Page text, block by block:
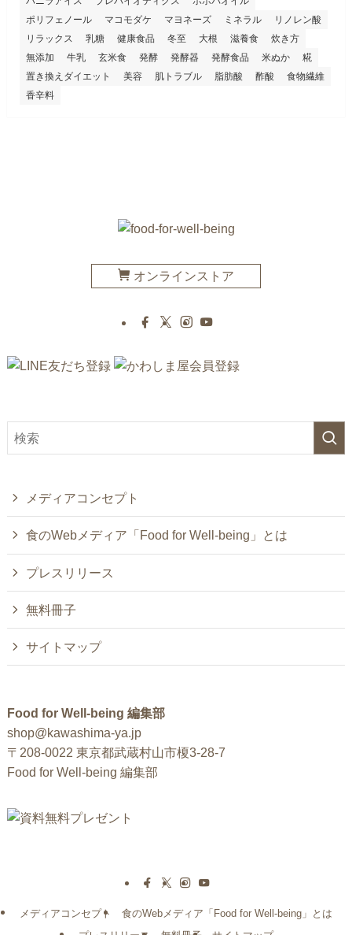
ポリフェノール
マコモダケ マヨネーズ ミネラル
リノレン酸
リラックス
乳糖 健康食品 冬至 大根 滋養食
炊き方
無添加
牛乳 玄米食 発酵 発酵器 発酵食品 米ぬか
糀
置き換えダイエット
美容 肌トラブル 脂肪酸 酢酸
食物繊維
香辛料
オンラインストア
メディアコンセプト
食のWebメディア「Food for Well-being」とは
プレスリリース
無料冊子
サイトマップ
Food for Well-being 編集部
shop@kawashima-ya.jp
〒208-0022 東京都武蔵村山市榎3-28-7
Food for Well-being 編集部
メディアコンセプト
食のWebメディア「Food for Well-being」とは